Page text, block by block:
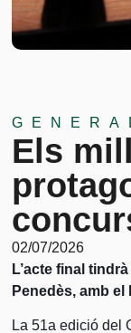
Els
02/07/2026
L’acte final
Penedès, amb
La 51a edició del